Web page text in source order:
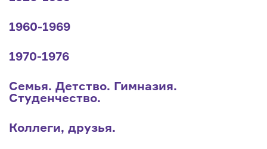
1960-1969
1970-1976
Семья. Детство. Гимназия.
Студенчество.
Коллеги, друзья.